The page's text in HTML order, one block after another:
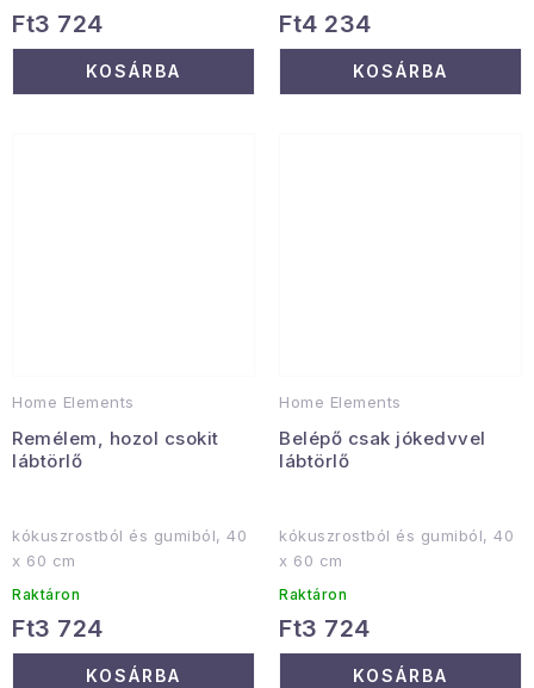
Ft3 724
KOSÁRBA
Ft4 234
KOSÁRBA
Home Elements
Remélem, hozol csokit
lábtörlő
kókuszrostból és gumiból, 40
x 60 cm
Raktáron
Ft3 724
KOSÁRBA
Home Elements
Belépő csak jókedvvel
lábtörlő
kókuszrostból és gumiból, 40
x 60 cm
Raktáron
Ft3 724
KOSÁRBA